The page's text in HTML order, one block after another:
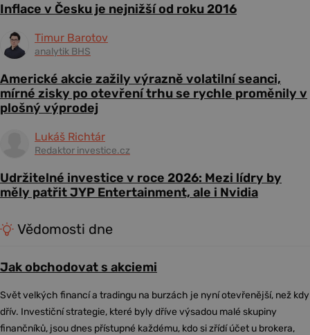
Inflace v Česku je nejnižší od roku 2016
Timur Barotov
analytik BHS
Americké akcie zažily výrazně volatilní seanci,
mírné zisky po otevření trhu se rychle proměnily v
plošný výprodej
Lukáš Richtár
Redaktor investice.cz
Udržitelné investice v roce 2026: Mezi lídry by
měly patřit JYP Entertainment, ale i Nvidia
Vědomosti dne
Jak obchodovat s akciemi
Svět velkých financí a tradingu na burzách je nyní otevřenější, než kdy
dřív. Investiční strategie, které byly dříve výsadou malé skupiny
finančníků, jsou dnes přístupné každému, kdo si zřídí účet u brokera,